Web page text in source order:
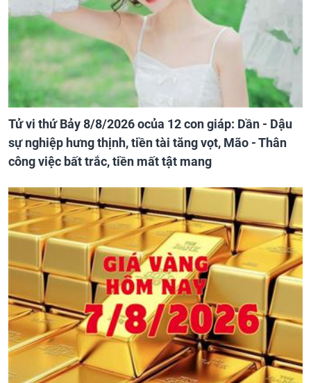
Tử vi thứ Bảy 8/8/2026 ocủa 12 con giáp: Dần - Dậu
sự nghiệp hưng thịnh, tiền tài tăng vọt, Mão - Thân
công việc bất trắc, tiền mất tật mang